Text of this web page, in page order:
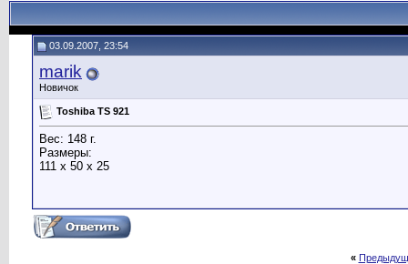
03.09.2007, 23:54
marik
Новичок
Toshiba TS 921
Вес: 148 г.
Размеры:
111 x 50 x 25
«